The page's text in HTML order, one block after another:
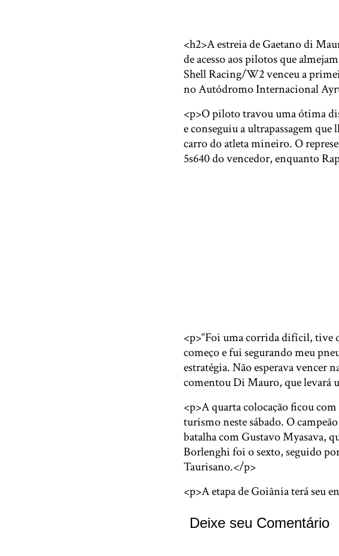
<h2>A estreia de Gaetano di
de acesso aos pilotos que
Shell Racing/W2 venceu a
no Autódromo Internacional
<p>O piloto travou uma ótima
e conseguiu a ultrapassagem
carro do atleta mineiro. O
5s640 do vencedor, enquanto
<p>“Foi uma corrida difícil, tive
começo e fui segurando meu
estratégia. Não esperava vencer
comentou Di Mauro, que levará
<p>A quarta colocação ficou
turismo neste sábado. O
batalha com Gustavo Myasava,
Borlenghi foi o sexto, seguido
Taurisano.</p>
<p>A etapa de Goiânia terá seu
Deixe seu Comentário